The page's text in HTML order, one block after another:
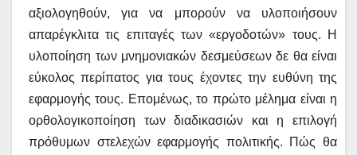
αξιολογηθούν, για να μπορούν να υλοποιήσουν
απαρέγκλιτα τις επιταγές των «εργοδοτών» τους. Η
υλοποίηση των μνημονιακών δεσμεύσεων δε θα είναι
εύκολος περίπατος για τους έχοντες την ευθύνη της
εφαρμογής τους. Επομένως, το πρώτο μέλημα είναι η
ορθολογικοποίηση των διαδικασιών και η επιλογή
πρόθυμων στελεχών εφαρμογής πολιτικής. Πώς θα